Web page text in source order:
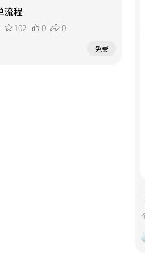
流程
102 0
0
免费